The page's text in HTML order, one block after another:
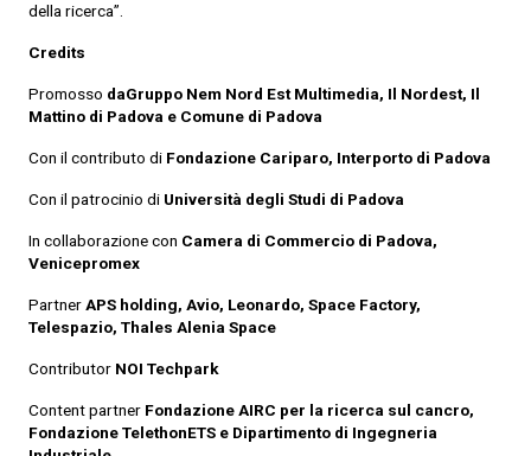
della ricerca”.
Credits
Promosso daGruppo Nem Nord Est Multimedia, Il Nordest, Il
Mattino di Padova e Comune di Padova
Con il contributo di Fondazione Cariparo, Interporto di Padova
Con il patrocinio di Università degli Studi di Padova
In collaborazione con Camera di Commercio di Padova,
Venicepromex
PartnerAPS holding, Avio, Leonardo, Space Factory,
Telespazio, Thales Alenia Space
Contributor NOI Techpark
Content partner Fondazione AIRC per la ricerca sul cancro,
Fondazione TelethonETS e Dipartimento di Ingegneria